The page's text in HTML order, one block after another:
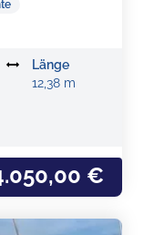
Länge
12,38 m
€